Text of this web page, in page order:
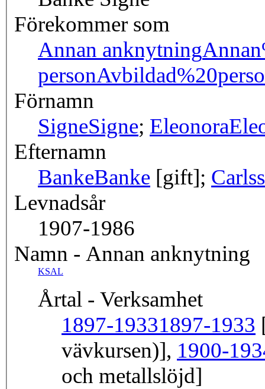
Förekommer som
Annan anknytning
person
Förnamn
SigneSigne; Eleonora
Efternamn
BankeBanke [gift];
Levnadsår
1907-1986
Namn - Annan anknytning
KSAL
Årtal - Verksamhet
1897-19331897-1933
vävkursen)], 1900-
och metallslöjd]